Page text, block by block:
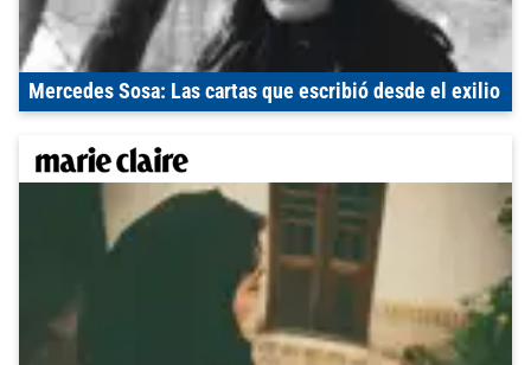
Mercedes Sosa: Las cartas que escribió desde el exilio